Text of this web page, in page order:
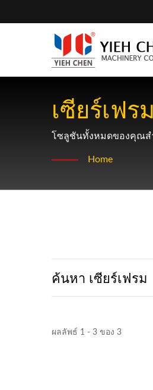
เซียร์เฟ
ประสิทธิ
โซลูชันทั้งหมดของคุณส
Home
ค้นหา เซียร์เฟรม
ผลลัพธ์ 1 - 3 ของ 3